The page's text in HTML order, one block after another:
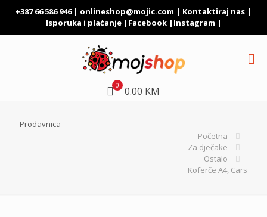
+387 66 586 946 | onlineshop@mojic.com | Kontaktiraj nas |
Isporuka i plaćanje| Facebook| Instagram |
0 0.00 KM
Prodavnica
Početna
Za dječake
Ostalo
Koferče A4, Cars